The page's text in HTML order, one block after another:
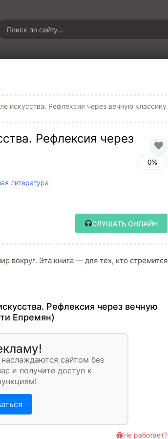
искусства. Рефлексия через вечную классику
Рефлексия через
0%
литература
СЛУШАТЬ ОНЛАЙН
вокруг. Эта книга — для тех, кто стремится
Рефлексия через вечную
Епремян)
сайтом без
и получите доступ к
Не работает?